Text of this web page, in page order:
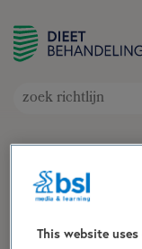
Hartfalen
Doelgroep:
hartfalen
Auteur(s):Sandra
This website uses